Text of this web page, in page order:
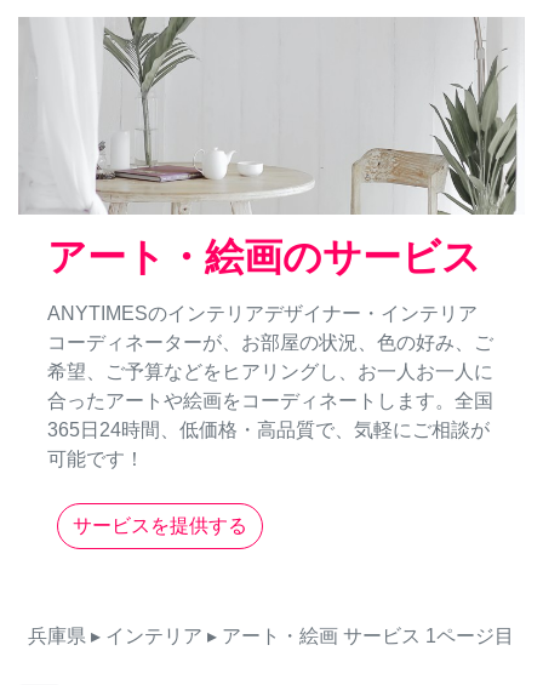
アート・絵画のサービス
ANYTIMESのインテリアデザイナー・インテリア
コーディネーターが、お部屋の状況、色の好み、ご
希望、ご予算などをヒアリングし、お一人お一人に
合ったアートや絵画をコーディネートします。全国
365日24時間、低価格・高品質で、気軽にご相談が
可能です！
サービスを提供する
兵庫県 ▸ インテリア ▸ アート・絵画 サービス 1ページ目